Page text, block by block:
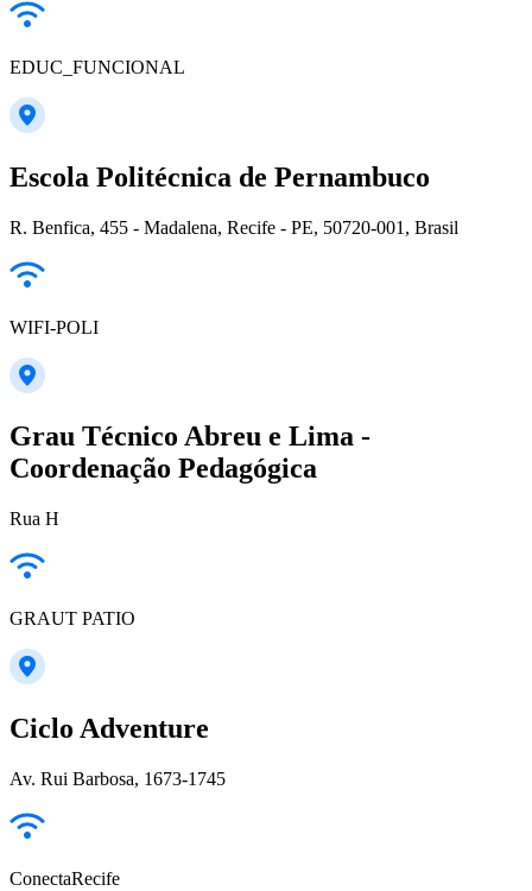
EDUC_FUNCIONAL
Escola Politécnica de Pernambuco
R. Benfica, 455 - Madalena, Recife - PE, 50720-001, Brasil
WIFI-POLI
Grau Técnico Abreu e Lima -
Coordenação Pedagógica
Rua H
GRAUT PATIO
Ciclo Adventure
Av. Rui Barbosa, 1673-1745
ConectaRecife